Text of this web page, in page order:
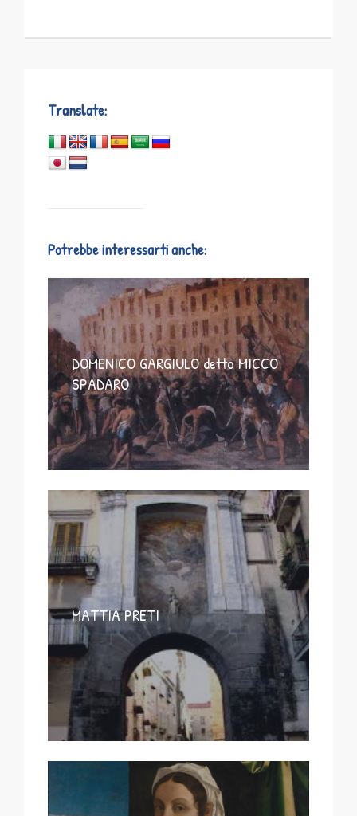
Translate:
Potrebbe interessarti anche:
DOMENICO GARGIULO detto MICCO
SPADARO
MATTIA PRETI